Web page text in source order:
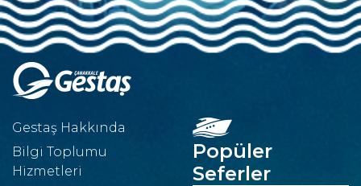
Gestaş Hakkında
Bilgi Toplumu
Hizmetleri
Popüler
Seferler